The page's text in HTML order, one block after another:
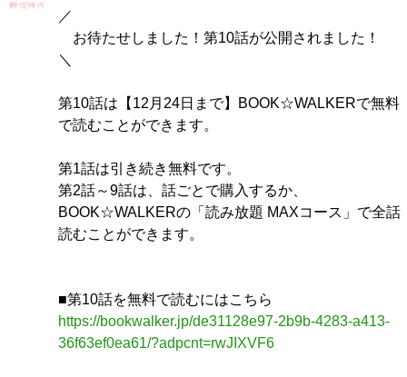
／
お待たせしました！第10話が公開されました！
＼
第10話は【12月24日まで】BOOK☆WALKERで無料
で読むことができます。
第1話は引き続き無料です。
第2話～9話は、話ごとで購入するか、
BOOK☆WALKERの「読み放題 MAXコース」で全話
読むことができます。
■第10話を無料で読むにはこちら
https://bookwalker.jp/de31128e97-2b9b-4283-a413-
36f63ef0ea61/?adpcnt=rwJIXVF6